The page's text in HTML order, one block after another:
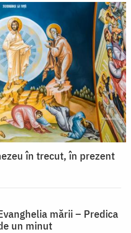
în trecut, în prezent
mării – Predica
un minut